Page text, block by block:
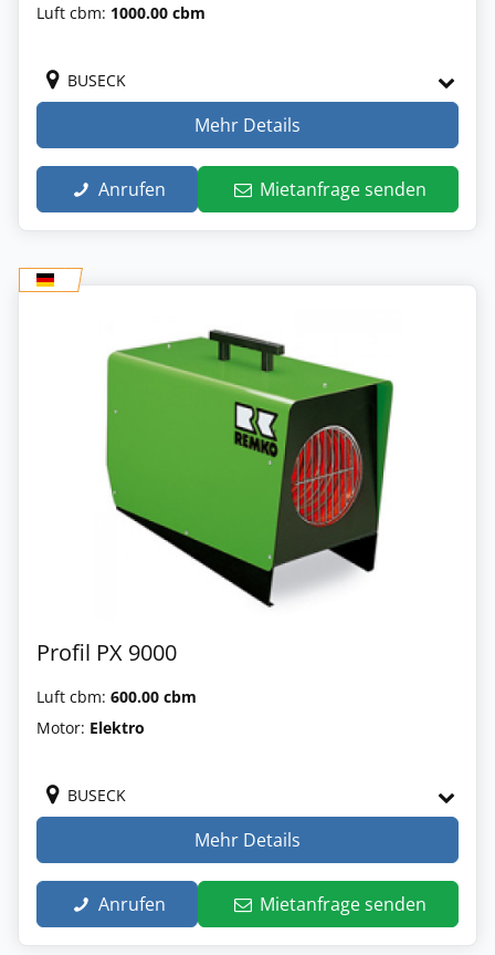
Luft cbm: 1000.00 cbm
BUSECK
Mehr Details
Anrufen Mietanfrage senden
Profil PX 9000
Luft cbm: 600.00 cbm
Motor: Elektro
BUSECK
Mehr Details
Anrufen Mietanfrage senden